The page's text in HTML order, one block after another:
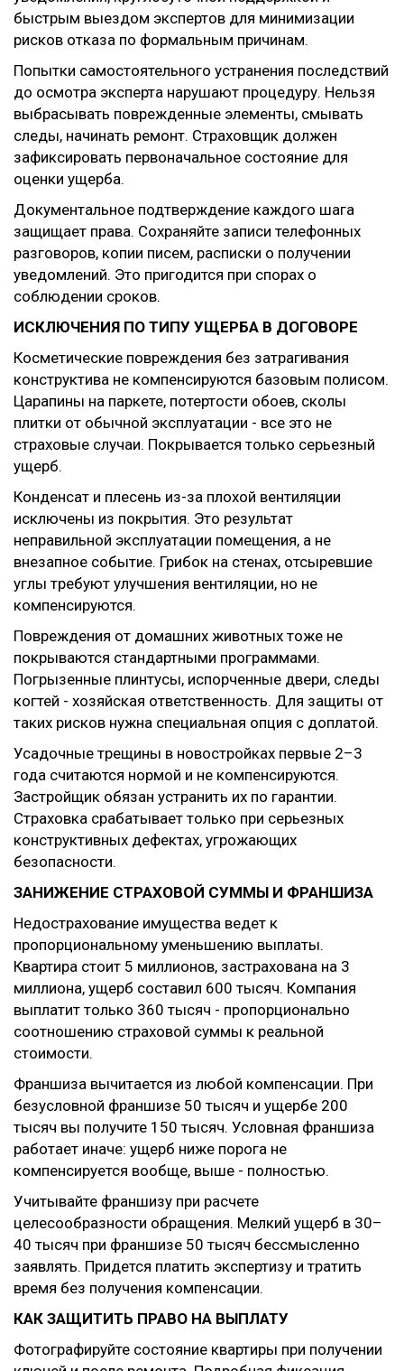
быстрым выездом экспертов для минимизации
рисков отказа по формальным причинам.
Попытки самостоятельного устранения последствий
до осмотра эксперта нарушают процедуру. Нельзя
выбрасывать поврежденные элементы, смывать
следы, начинать ремонт. Страховщик должен
зафиксировать первоначальное состояние для
оценки ущерба.
Документальное подтверждение каждого шага
защищает права. Сохраняйте записи телефонных
разговоров, копии писем, расписки о получении
уведомлений. Это пригодится при спорах о
соблюдении сроков.
ИСКЛЮЧЕНИЯ ПО ТИПУ УЩЕРБА В ДОГОВОРЕ
Косметические повреждения без затрагивания
конструктива не компенсируются базовым полисом.
Царапины на паркете, потертости обоев, сколы
плитки от обычной эксплуатации - все это не
страховые случаи. Покрывается только серьезный
ущерб.
Конденсат и плесень из-за плохой вентиляции
исключены из покрытия. Это результат
неправильной эксплуатации помещения, а не
внезапное событие. Грибок на стенах, отсыревшие
углы требуют улучшения вентиляции, но не
компенсируются.
Повреждения от домашних животных тоже не
покрываются стандартными программами.
Погрызенные плинтусы, испорченные двери, следы
когтей - хозяйская ответственность. Для защиты от
таких рисков нужна специальная опция с доплатой.
Усадочные трещины в новостройках первые 2–3
года считаются нормой и не компенсируются.
Застройщик обязан устранить их по гарантии.
Страховка срабатывает только при серьезных
конструктивных дефектах, угрожающих
безопасности.
ЗАНИЖЕНИЕ СТРАХОВОЙ СУММЫ И ФРАНШИЗА
Недострахование имущества ведет к
пропорциональному уменьшению выплаты.
Квартира стоит 5 миллионов, застрахована на 3
миллиона, ущерб составил 600 тысяч. Компания
выплатит только 360 тысяч - пропорционально
соотношению страховой суммы к реальной
стоимости.
Франшиза вычитается из любой компенсации. При
безусловной франшизе 50 тысяч и ущербе 200
тысяч вы получите 150 тысяч. Условная франшиза
работает иначе: ущерб ниже порога не
компенсируется вообще, выше - полностью.
Учитывайте франшизу при расчете
целесообразности обращения. Мелкий ущерб в 30–
40 тысяч при франшизе 50 тысяч бессмысленно
заявлять. Придется платить экспертизу и тратить
время без получения компенсации.
КАК ЗАЩИТИТЬ ПРАВО НА ВЫПЛАТУ
Фотографируйте состояние квартиры при получении